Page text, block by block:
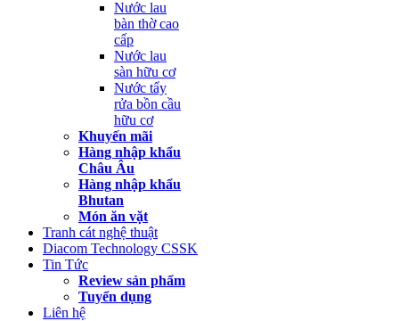
Nước lau
bàn thờ cao
cấp
Nước lau
sàn hữu cơ
Nước tẩy
rửa bồn cầu
hữu cơ
Khuyến mãi
Hàng nhập khẩu
Châu Âu
Hàng nhập khẩu
Bhutan
Món ăn vặt
Tranh cát nghệ thuật
Diacom Technology CSSK
Tin Tức
Review sản phẩm
Tuyển dụng
Liên hệ